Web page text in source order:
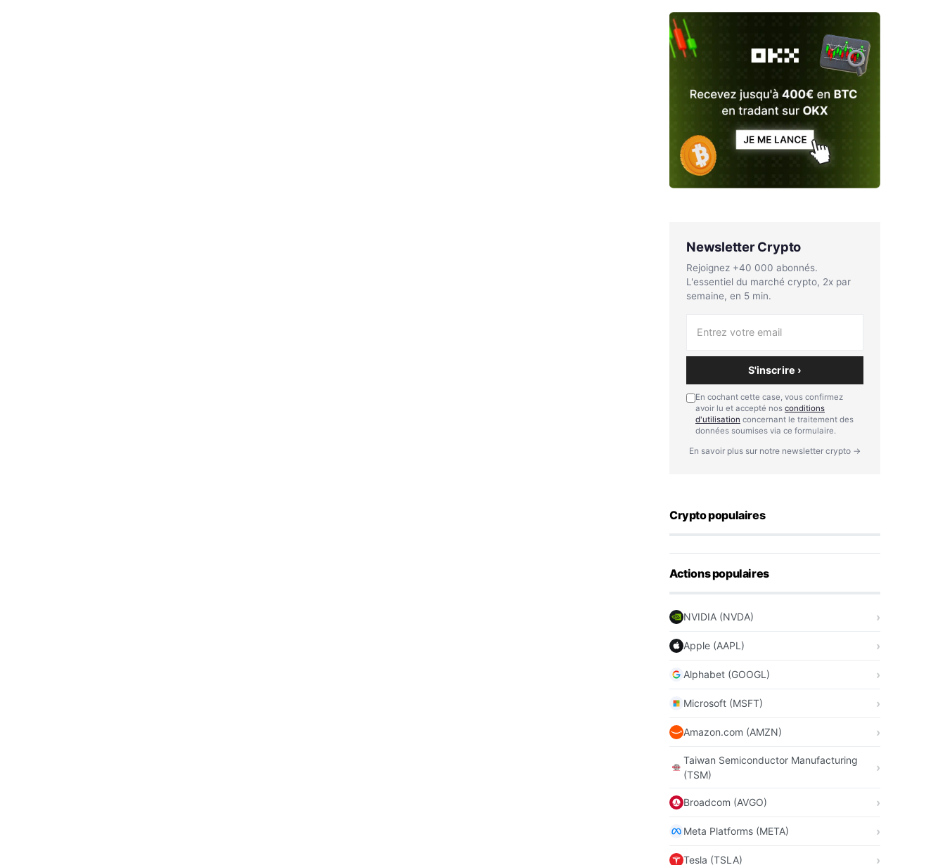
Newsletter Crypto
Rejoignez +40 000 abonnés.
L'essentiel du marché crypto, 2x par
semaine, en 5 min.
S'inscrire ›
En cochant cette case, vous confirmez
avoir lu et accepté nos conditions
d'utilisation concernant le traitement des
données soumises via ce formulaire.
En savoir plus sur notre newsletter crypto →
Crypto populaires
Actions populaires
NVIDIA (NVDA)
Apple (AAPL)
Alphabet (GOOGL)
Microsoft (MSFT)
Amazon.com (AMZN)
Taiwan Semiconductor Manufacturing
(TSM)
Broadcom (AVGO)
Meta Platforms (META)
Tesla (TSLA)